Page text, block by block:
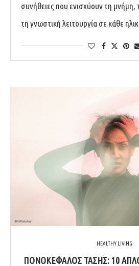
συνήθειες που ενισχύουν τη
τη γνωστική λειτουργία σε κάθε
HEALTHY LIVING
ΠΟΝΟΚΈΦΑΛΟΣ ΤΆΣΗΣ: 10